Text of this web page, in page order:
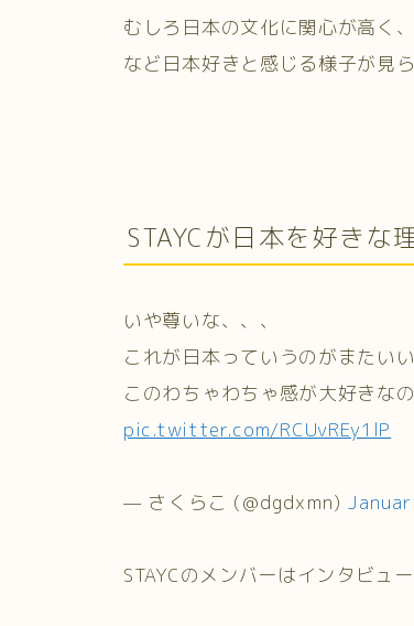
むしろ日本の文化に関心が高く
など日本好きと感じる様子が見ら
STAYCが日本を好きな
いや尊いな、、、
これが日本っていうのがまたい
このわちゃわちゃ感が大好きな
pic.twitter.com/RCUvREy1lP
— さくらこ (@dgdxmn)
STAYCのメンバーはインタビュ